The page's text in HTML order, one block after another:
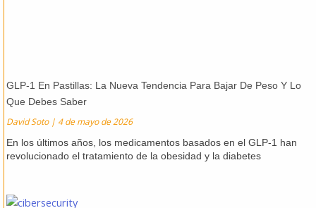
GLP-1 En Pastillas: La Nueva Tendencia Para Bajar De Peso Y Lo
Que Debes Saber
David Soto 4 de mayo de 2026
En los últimos años, los medicamentos basados en el GLP-1 han
revolucionado el tratamiento de la obesidad y la diabetes